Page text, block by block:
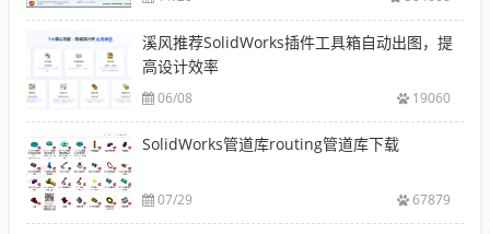
溪风推荐SolidWorks插件工具箱自动出图，提
高设计效率
06/08 19060
SolidWorks管道库routing管道库下载
07/29 67879